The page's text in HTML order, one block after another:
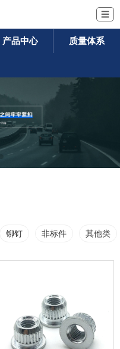
☰
产品中心 质量体系
铆钉 非标件 其他类